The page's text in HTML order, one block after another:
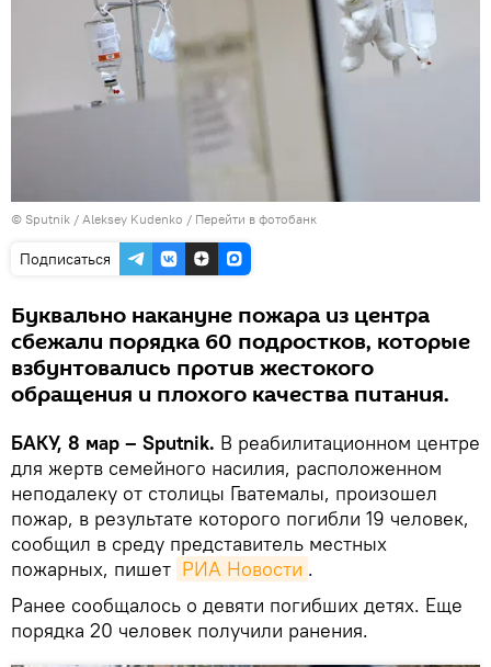
© Sputnik / Aleksey Kudenko / Перейти в фотобанк
Подписаться
Буквально накануне пожара из центра
сбежали порядка 60 подростков, которые
взбунтовались против жестокого
обращения и плохого качества питания.
БАКУ, 8 мар – Sputnik. В реабилитационном центре
для жертв семейного насилия, расположенном
неподалеку от столицы Гватемалы, произошел
пожар, в результате которого погибли 19 человек,
сообщил в среду представитель местных
пожарных, пишет РИА Новости .
Ранее сообщалось о девяти погибших детях. Еще
порядка 20 человек получили ранения.